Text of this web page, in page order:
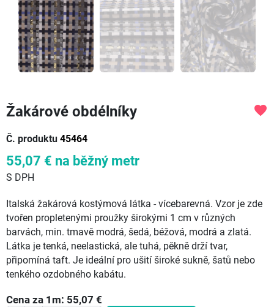
Žakárové obdélníky
Č. produktu 45464
favorite
55,07 € na běžný metr
S DPH
Italská žakárová kostýmová látka - vícebarevná. Vzor je zde
tvořen propletenými proužky širokými 1 cm v různých
barvách, min. tmavě modrá, šedá, béžová, modrá a zlatá.
Látka je tenká, neelastická, ale tuhá, pěkně drží tvar,
připomíná taft. Je ideální pro ušití široké sukně, šatů nebo
tenkého ozdobného kabátu.
Cena za 1 m: 55,07 €